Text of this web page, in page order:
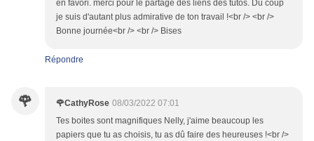
en favori. merci pour le partage des liens des tutos. Du coup
je suis d'autant plus admirative de ton travail !<br /> <br />
Bonne journée<br /> <br /> Bises
Répondre
🌹 🌹CathyRose 08/03/2022 07:01
Tes boites sont magnifiques Nelly, j'aime beaucoup les
papiers que tu as choisis, tu as dû faire des heureuses !<br />